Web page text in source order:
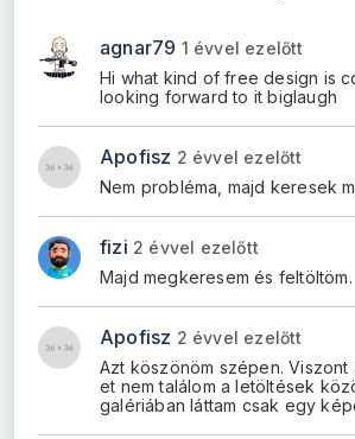
agnar79 1 évvel ezelőtt
Hi what kind of free design is
looking forward to it biglaugh
Apofisz 2 évvel ezelőtt
Nem probléma, majd keresek
fizi 2 évvel ezelőtt
Majd megkeresem és feltöltöm.
Apofisz 2 évvel ezelőtt
Azt köszönöm szépen. Viszont
et nem találom a letöltések
galériában láttam csak egy